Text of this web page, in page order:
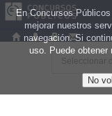
En Concursos
mejorar nuestros
navegación. Si
uso. Puede obtener